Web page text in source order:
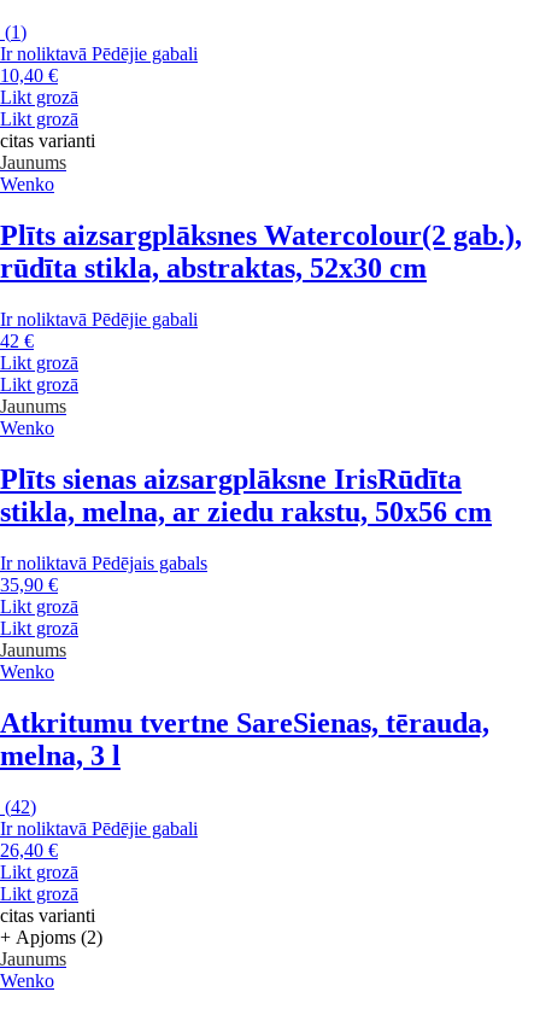
(1)
Ir noliktavā Pēdējie gabali
10,40 €
Likt grozā
Likt grozā
citas varianti
Jaunums
Wenko
Plīts aizsargplāksnes Watercolour(2 gab.),
rūdīta stikla, abstraktas, 52x30 cm
Ir noliktavā Pēdējie gabali
42 €
Likt grozā
Likt grozā
Jaunums
Wenko
Plīts sienas aizsargplāksne IrisRūdīta
stikla, melna, ar ziedu rakstu, 50x56 cm
Ir noliktavā Pēdējais gabals
35,90 €
Likt grozā
Likt grozā
Jaunums
Wenko
Atkritumu tvertne SareSienas, tērauda,
melna, 3 l
(42)
Ir noliktavā Pēdējie gabali
26,40 €
Likt grozā
Likt grozā
citas varianti
+ Apjoms (2)
Jaunums
Wenko